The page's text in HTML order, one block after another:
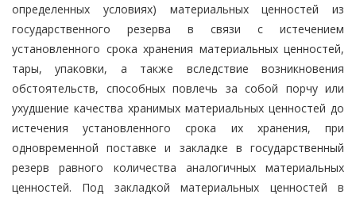
определенных условиях) материальных ценностей из
государственного резерва в связи с истечением
установленного срока хранения материальных ценностей,
тары, упаковки, а также вследствие возникновения
обстоятельств, способных повлечь за собой порчу или
ухудшение качества хранимых материальных ценностей до
истечения установленного срока их хранения, при
одновременной поставке и закладке в государственный
резерв равного количества аналогичных материальных
ценностей. Под закладкой материальных ценностей в